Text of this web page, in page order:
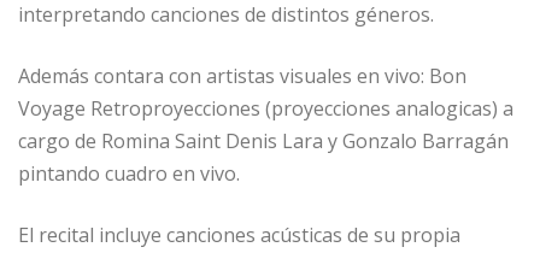
interpretando canciones de distintos géneros.
Además contara con artistas visuales en vivo: Bon
Voyage Retroproyecciones (proyecciones analogicas) a
cargo de Romina Saint Denis Lara y Gonzalo Barragán
pintando cuadro en vivo.
El recital incluye canciones acústicas de su propia